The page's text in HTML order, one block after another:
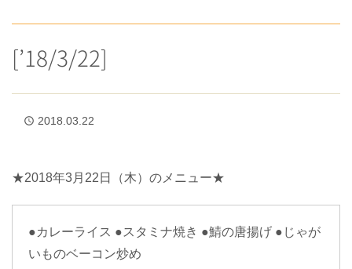
[’18/3/22]
access_time 2018.03.22
★2018年3月22日（木）のメニュー★
●カレーライス ●スタミナ焼き ●鯖の唐揚げ ●じゃが
いものベーコン炒め